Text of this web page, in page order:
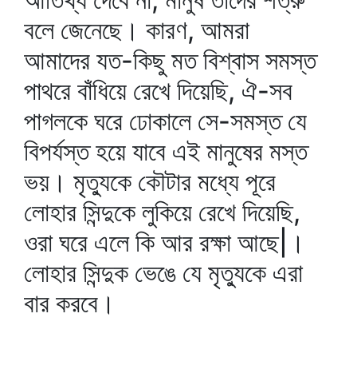
বলে জেনেছে। কারণ, আমরা
আমাদের যত-কিছু মত বিশ্বাস সমস্ত
পাথরে বাঁধিয়ে রেখে দিয়েছি, ঐ-সব
পাগলকে ঘরে ঢোকালে সে-সমস্ত যে
বিপর্যস্ত হয়ে যাবে এই মানুষের মস্ত
ভয়। মৃত্যুকে কৌটার মধ্যে পূরে
লোহার সিন্দুকে লুকিয়ে রেখে দিয়েছি,
ওরা ঘরে এলে কি আর রক্ষা আছে|।
লোহার সিন্দুক ভেঙে যে মৃত্যুকে এরা
বার করবে।